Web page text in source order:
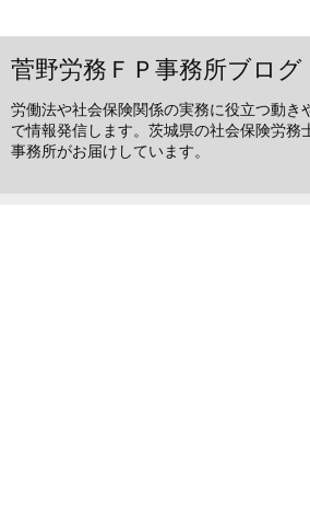
菅野労務ＦＰ事務所ブログ
労働法や社会保険関係の実務に役立つ動き
で情報発信します。茨城県の社会保険労務
事務所がお届けしています。